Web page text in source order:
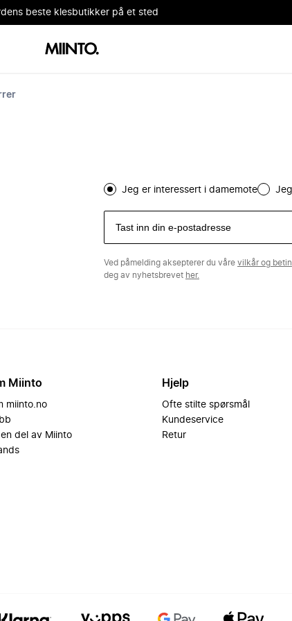
beste klesbutikker på et sted
Jeg er interessert i damemote
Ved påmelding aksepterer du våre vilkår og
deg av nyhetsbrevet her.
Miinto
miinto.no
en del av Miinto
Hjelp
Ofte stilte spørsmål
Kundeservice
Retur